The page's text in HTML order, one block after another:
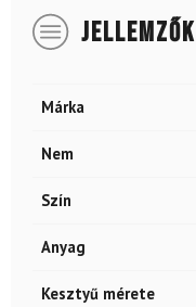
JELLEMZŐK
Márka
Nem
Szín
Anyag
Kesztyű mérete